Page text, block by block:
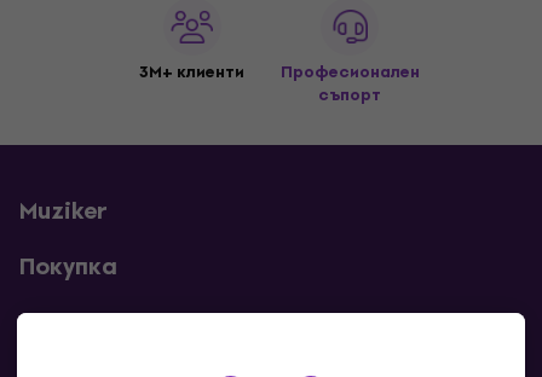
3M+ клиенти
Професионален
съпорт
Muziker
Покупка
Полезни линкове